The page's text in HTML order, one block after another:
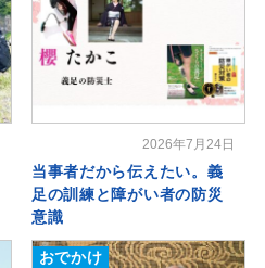
2026年7月24日
当事者だから伝えたい。義
足の訓練と障がい者の防災
意識
おでかけ